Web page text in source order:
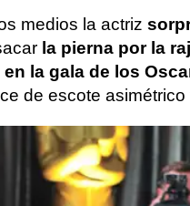
medios la actriz
la pierna por la
en la gala de los
de escote asimétrico